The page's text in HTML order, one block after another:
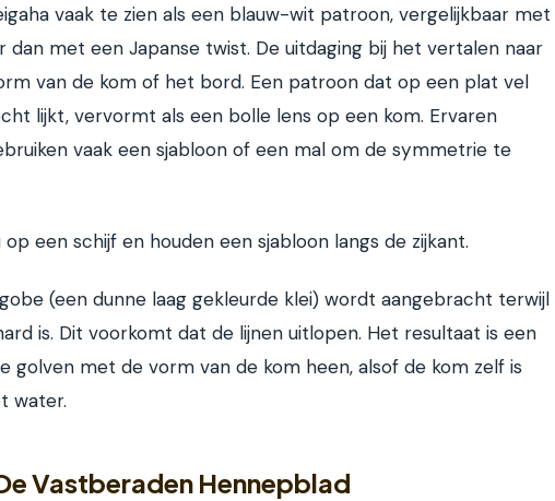
vaak te zien als een blauw-wit patroon, vergelijkbaar met
dan met een Japanse twist. De uitdaging bij het vertalen naar
van de kom of het bord. Een patroon dat op een plat vel
lijkt, vervormt als een bolle lens op een kom. Ervaren
vaak een sjabloon of een mal om de symmetrie te
op een schijf en houden een sjabloon langs de zijkant.
(een dunne laag gekleurde klei) wordt aangebracht terwijl
is. Dit voorkomt dat de lijnen uitlopen. Het resultaat is een
golven met de vorm van de kom heen, alsof de kom zelf is
water.
Vastberaden Hennepblad